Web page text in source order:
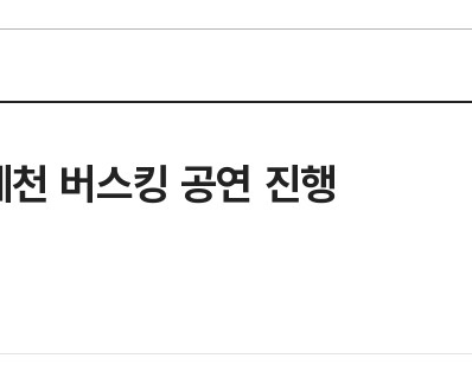
버스킹 공연 진행